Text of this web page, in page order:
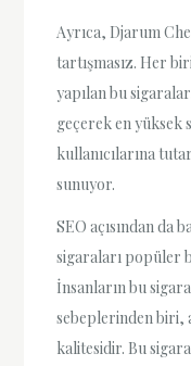
Ayrıca, Djarum
tartışmasız. Her
yapılan bu
geçerek en
kullanıcılarına
sunuyor.
SEO açısından da
sigaraları popüler
İnsanların bu
sebeplerinden biri,
kalitesidir. Bu